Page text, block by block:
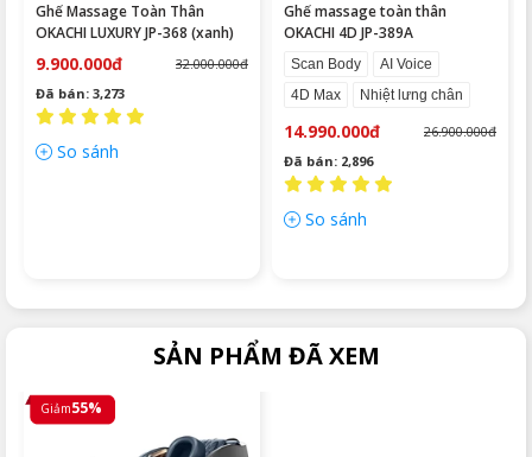
Ghế Massage Toàn Thân
OKACHI LUXURY JP-368 (xanh)
9.900.000đ
32.000.000đ
Đã bán: 3,273
So sánh
Ghế massage toàn thân
OKACHI 4D JP-389A
Scan Body
AI Voice
4D Max
Nhiệt lưng chân
14.990.000đ
26.900.000đ
Đã bán: 2,896
So sánh
SẢN PHẨM ĐÃ XEM
Giảm55%